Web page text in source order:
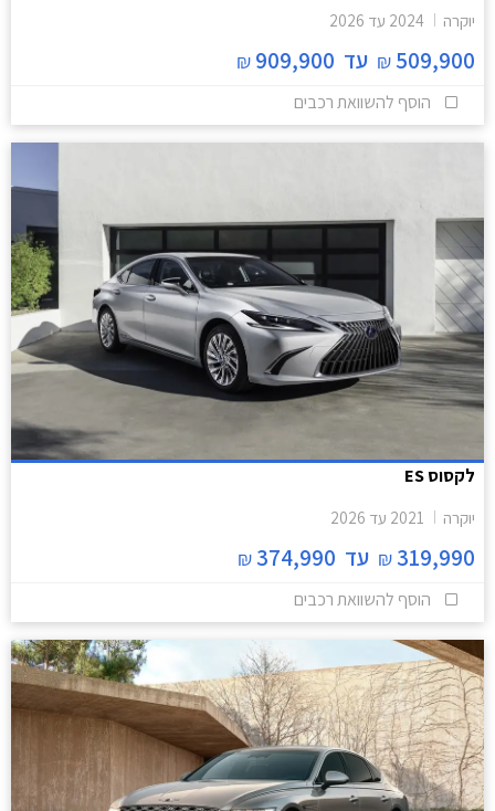
יוקרה 2024 עד 2026
509,900
₪ עד 909,900
₪
הוסף להשוואת רכבים
לקסוס ES
יוקרה 2021 עד 2026
319,990
₪ עד 374,990
₪
הוסף להשוואת רכבים